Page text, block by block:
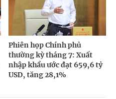
Phiên họp Chính phủ
thường kỳ tháng 7: Xuất
nhập khẩu ước đạt 659,6 tỷ
USD, tăng 28,1%